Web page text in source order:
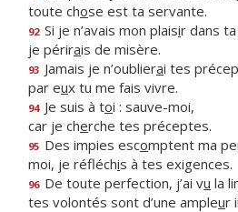
toute chose est ta servante.
92 Si je n’avais mon plaisir dans ta
je périrais de misère.
93 Jamais je n’oublierai tes
par eux tu me fais vivre.
94 Je suis à toi : sauve-moi,
car je cherche tes préceptes.
95 Des impies escomptent ma
moi, je réfléchis à tes exigences.
96 De toute perfection, j’ai vu la
tes volontés sont d’une ampleur